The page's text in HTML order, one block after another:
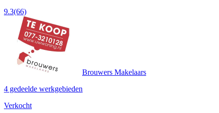
9.3(66)
Brouwers Makelaars
4 gedeelde werkgebieden
Verkocht